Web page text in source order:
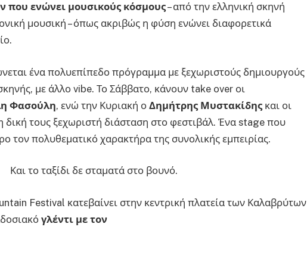
που ενώνει μουσικούς κόσμους– από την ελληνική σκηνή
μουσική – όπως ακριβώς η φύση ενώνει διαφορετικά
ένα πολυεπίπεδο πρόγραμμα με ξεχωριστούς δημιουργούς
με άλλο vibe. Το Σάββατο, κάνουν take over οι
Φασούλη, ενώ την Κυριακή ο Δημήτρης Μυστακίδης και οι
δική τους ξεχωριστή διάσταση στο φεστιβάλ. Ένα stage που
τον πολυθεματικό χαρακτήρα της συνολικής εμπειρίας.
Και το ταξίδι δε σταματά στο βουνό.
Festival κατεβαίνει στην κεντρική πλατεία των Καλαβρύτων
γλέντι με τον